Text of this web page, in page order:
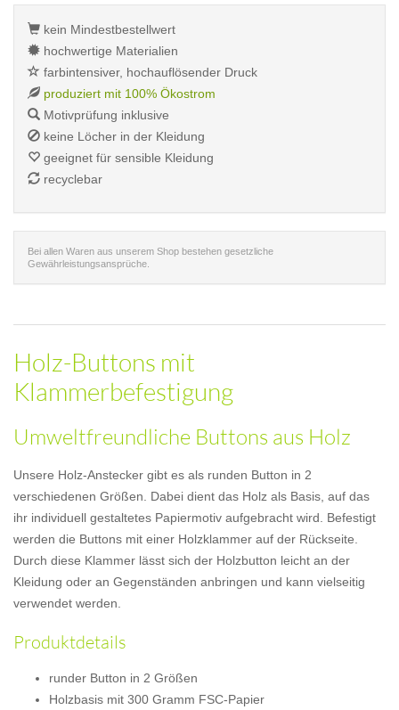
kein Mindestbestellwert
hochwertige Materialien
farbintensiver, hochauflösender Druck
produziert mit 100% Ökostrom
Motivprüfung inklusive
keine Löcher in der Kleidung
geeignet für sensible Kleidung
recyclebar
Bei allen Waren aus unserem Shop bestehen gesetzliche
Gewährleistungsansprüche.
Holz-Buttons mit
Klammerbefestigung
Umweltfreundliche Buttons aus Holz
Unsere Holz-Anstecker gibt es als runden Button in 2
verschiedenen Größen. Dabei dient das Holz als Basis, auf das
ihr individuell gestaltetes Papiermotiv aufgebracht wird. Befestigt
werden die Buttons mit einer Holzklammer auf der Rückseite.
Durch diese Klammer lässt sich der Holzbutton leicht an der
Kleidung oder an Gegenständen anbringen und kann vielseitig
verwendet werden.
Produktdetails
runder Button in 2 Größen
Holzbasis mit 300 Gramm FSC-Papier